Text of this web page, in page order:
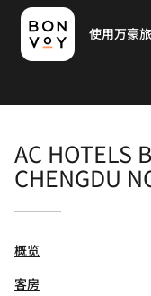
使用万豪
AC HOTELS
CHENGDU
概览
客房